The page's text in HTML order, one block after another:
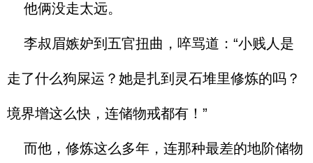
他俩没走太远。
李叔眉嫉妒到五官扭曲，啐骂道：“小贱人是
走了什么狗屎运？她是扎到灵石堆里修炼的吗？
境界增这么快，连储物戒都有！”
而他，修炼这么多年，连那种最差的地阶储物